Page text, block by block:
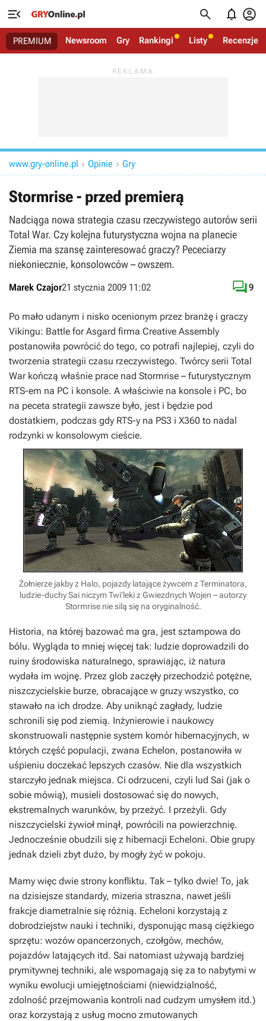
   
PREMIUM Newsroom Gry Rankingi Listy Recenzje
www.gry-online.pl  Opinie  Gry
Stormrise - przed premierą
Nadciąga nowa strategia czasu rzeczywistego autorów serii
Total War. Czy kolejna futurystyczna wojna na planecie
Ziemia ma szansę zainteresować graczy? Pececiarzy
niekoniecznie, konsolowców – owszem.
Marek Czajor21 stycznia 2009 11:02 9
Po mało udanym i nisko ocenionym przez branżę i graczy
Vikingu: Battle for Asgard firma Creative Assembly
postanowiła powrócić do tego, co potrafi najlepiej, czyli do
tworzenia strategii czasu rzeczywistego. Twórcy serii Total
Warkończą właśnie prace nad Stormrise – futurystycznym
RTS-em na PC i konsole. A właściwie na konsole i PC, bo
na peceta strategii zawsze było, jest i będzie pod
dostatkiem, podczas gdy RTS-y na PS3 i X360 to nadal
rodzynki w konsolowym cieście.
Żołnierze jakby z Halo, pojazdy latające żywcem z Terminatora,
ludzie-duchy Sai niczym Twi’leki z Gwiezdnych Wojen – autorzy
Stormrise nie silą się na oryginalność.
Historia, na której bazować ma gra, jest sztampowa do
bólu. Wygląda to mniej więcej tak: ludzie doprowadzili do
ruiny środowiska naturalnego, sprawiając, iż natura
wydała im wojnę. Przez glob zaczęły przechodzić potężne,
niszczycielskie burze, obracające w gruzy wszystko, co
stawało na ich drodze. Aby uniknąć zagłady, ludzie
schronili się pod ziemią. Inżynierowie i naukowcy
skonstruowali następnie system komór hibernacyjnych, w
których część populacji, zwana Echelon, postanowiła w
uśpieniu doczekać lepszych czasów. Nie dla wszystkich
starczyło jednak miejsca. Ci odrzuceni, czyli lud Sai (jak o
sobie mówią), musieli dostosować się do nowych,
ekstremalnych warunków, by przeżyć. I przeżyli. Gdy
niszczycielski żywioł minął, powrócili na powierzchnię.
Jednocześnie obudzili się z hibernacji Echeloni. Obie grupy
jednak dzieli zbyt dużo, by mogły żyć w pokoju.
Mamy więc dwie strony konfliktu. Tak – tylko dwie! To, jak
na dzisiejsze standardy, mizeria straszna, nawet jeśli
frakcje diametralnie się różnią. Echeloni korzystają z
dobrodziejstw nauki i techniki, dysponując masą ciężkiego
sprzętu: wozów opancerzonych, czołgów, mechów,
pojazdów latających itd. Sai natomiast używają bardziej
prymitywnej techniki, ale wspomagają się za to nabytymi w
wyniku ewolucji umiejętnościami (niewidzialność,
zdolność przejmowania kontroli nad cudzym umysłem itd.)
oraz korzystają z usług mocno zmutowanych